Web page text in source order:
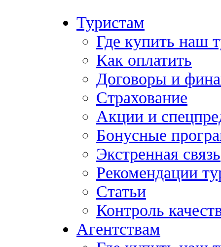
Туристам
Где купить наш
Как оплатить
Договоры и
Страхование
Акции и
Бонусные
Экстренная связь
Рекомендации
Статьи
Контроль
Агентствам